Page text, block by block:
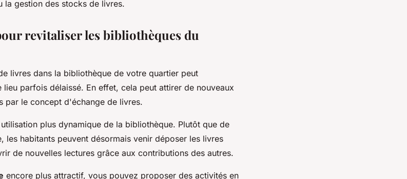
la gestion des stocks de livres.
revitaliser les bibliothèques du
livres dans la bibliothèque de votre quartier peut
parfois délaissé. En effet, cela peut attirer de nouveaux
par le concept d'échange de livres.
plus dynamique de la bibliothèque. Plutôt que de
les habitants peuvent désormais venir déposer les livres
de nouvelles lectures grâce aux contributions des autres.
encore plus attractif, vous pouvez proposer des activités en